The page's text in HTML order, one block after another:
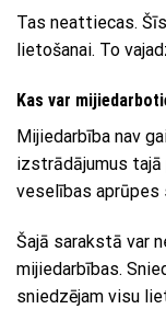
Tas neattiecas.
lietošanai. To
Kas var
Mijiedarbība nav
izstrādājumus tajā
veselības aprūpes
Šajā sarakstā var
mijiedarbības.
sniedzējam visu